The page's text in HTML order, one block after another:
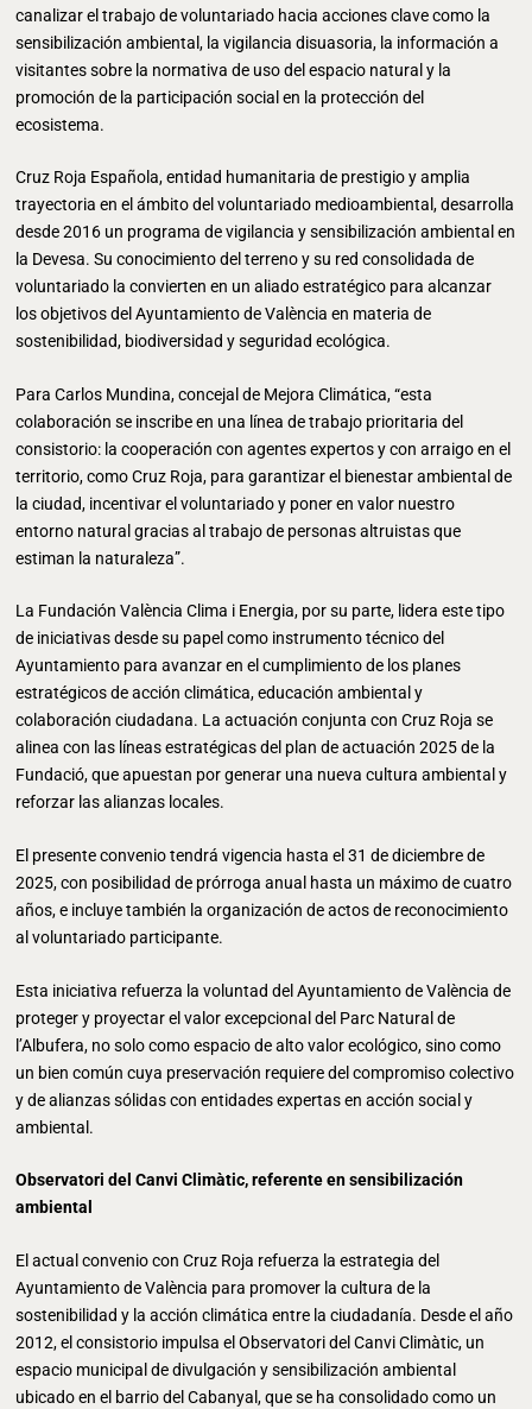
canalizar el trabajo de voluntariado hacia acciones clave como la
sensibilización ambiental, la vigilancia disuasoria, la información a
visitantes sobre la normativa de uso del espacio natural y la
promoción de la participación social en la protección del
ecosistema.
Cruz Roja Española, entidad humanitaria de prestigio y amplia
trayectoria en el ámbito del voluntariado medioambiental, desarrolla
desde 2016 un programa de vigilancia y sensibilización ambiental en
la Devesa. Su conocimiento del terreno y su red consolidada de
voluntariado la convierten en un aliado estratégico para alcanzar
los objetivos del Ayuntamiento de València en materia de
sostenibilidad, biodiversidad y seguridad ecológica.
Para Carlos Mundina, concejal de Mejora Climática, “esta
colaboración se inscribe en una línea de trabajo prioritaria del
consistorio: la cooperación con agentes expertos y con arraigo en el
territorio, como Cruz Roja, para garantizar el bienestar ambiental de
la ciudad, incentivar el voluntariado y poner en valor nuestro
entorno natural gracias al trabajo de personas altruistas que
estiman la naturaleza”.
La Fundación València Clima i Energia, por su parte, lidera este tipo
de iniciativas desde su papel como instrumento técnico del
Ayuntamiento para avanzar en el cumplimiento de los planes
estratégicos de acción climática, educación ambiental y
colaboración ciudadana. La actuación conjunta con Cruz Roja se
alinea con las líneas estratégicas del plan de actuación 2025 de la
Fundació, que apuestan por generar una nueva cultura ambiental y
reforzar las alianzas locales.
El presente convenio tendrá vigencia hasta el 31 de diciembre de
2025, con posibilidad de prórroga anual hasta un máximo de cuatro
años, e incluye también la organización de actos de reconocimiento
al voluntariado participante.
Esta iniciativa refuerza la voluntad del Ayuntamiento de València de
proteger y proyectar el valor excepcional del Parc Natural de
l’Albufera, no solo como espacio de alto valor ecológico, sino como
un bien común cuya preservación requiere del compromiso colectivo
y de alianzas sólidas con entidades expertas en acción social y
ambiental.
Observatori del Canvi Climàtic, referente en sensibilización
ambiental
El actual convenio con Cruz Roja refuerza la estrategia del
Ayuntamiento de València para promover la cultura de la
sostenibilidad y la acción climática entre la ciudadanía. Desde el año
2012, el consistorio impulsa el Observatori del Canvi Climàtic, un
espacio municipal de divulgación y sensibilización ambiental
ubicado en el barrio del Cabanyal, que se ha consolidado como un